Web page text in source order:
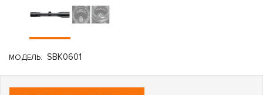
МОДЕЛЬ: SBK0601